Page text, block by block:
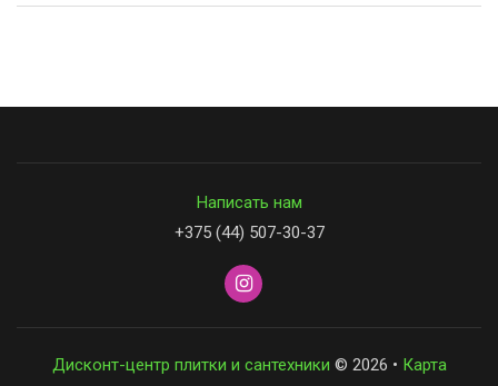
Написать нам
+375 (44) 507-30-37
Дисконт-центр плитки и сантехники © 2026 • Карта